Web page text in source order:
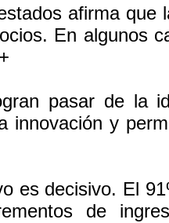
afirma que
En algunos
pasar de la
y
es decisivo. El
de